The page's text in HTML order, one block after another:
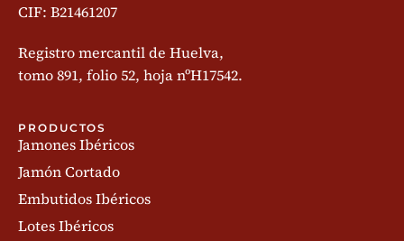
CIF: B21461207
Registro mercantil de Huelva,
tomo 891, folio 52, hoja nºH17542.
PRODUCTOS
Jamones Ibéricos
Jamón Cortado
Embutidos Ibéricos
Lotes Ibéricos